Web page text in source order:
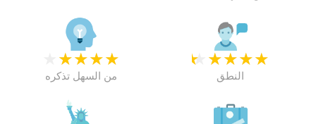
★
★
★
★
من السهل تذكره
★
★
★
★
★
النطق